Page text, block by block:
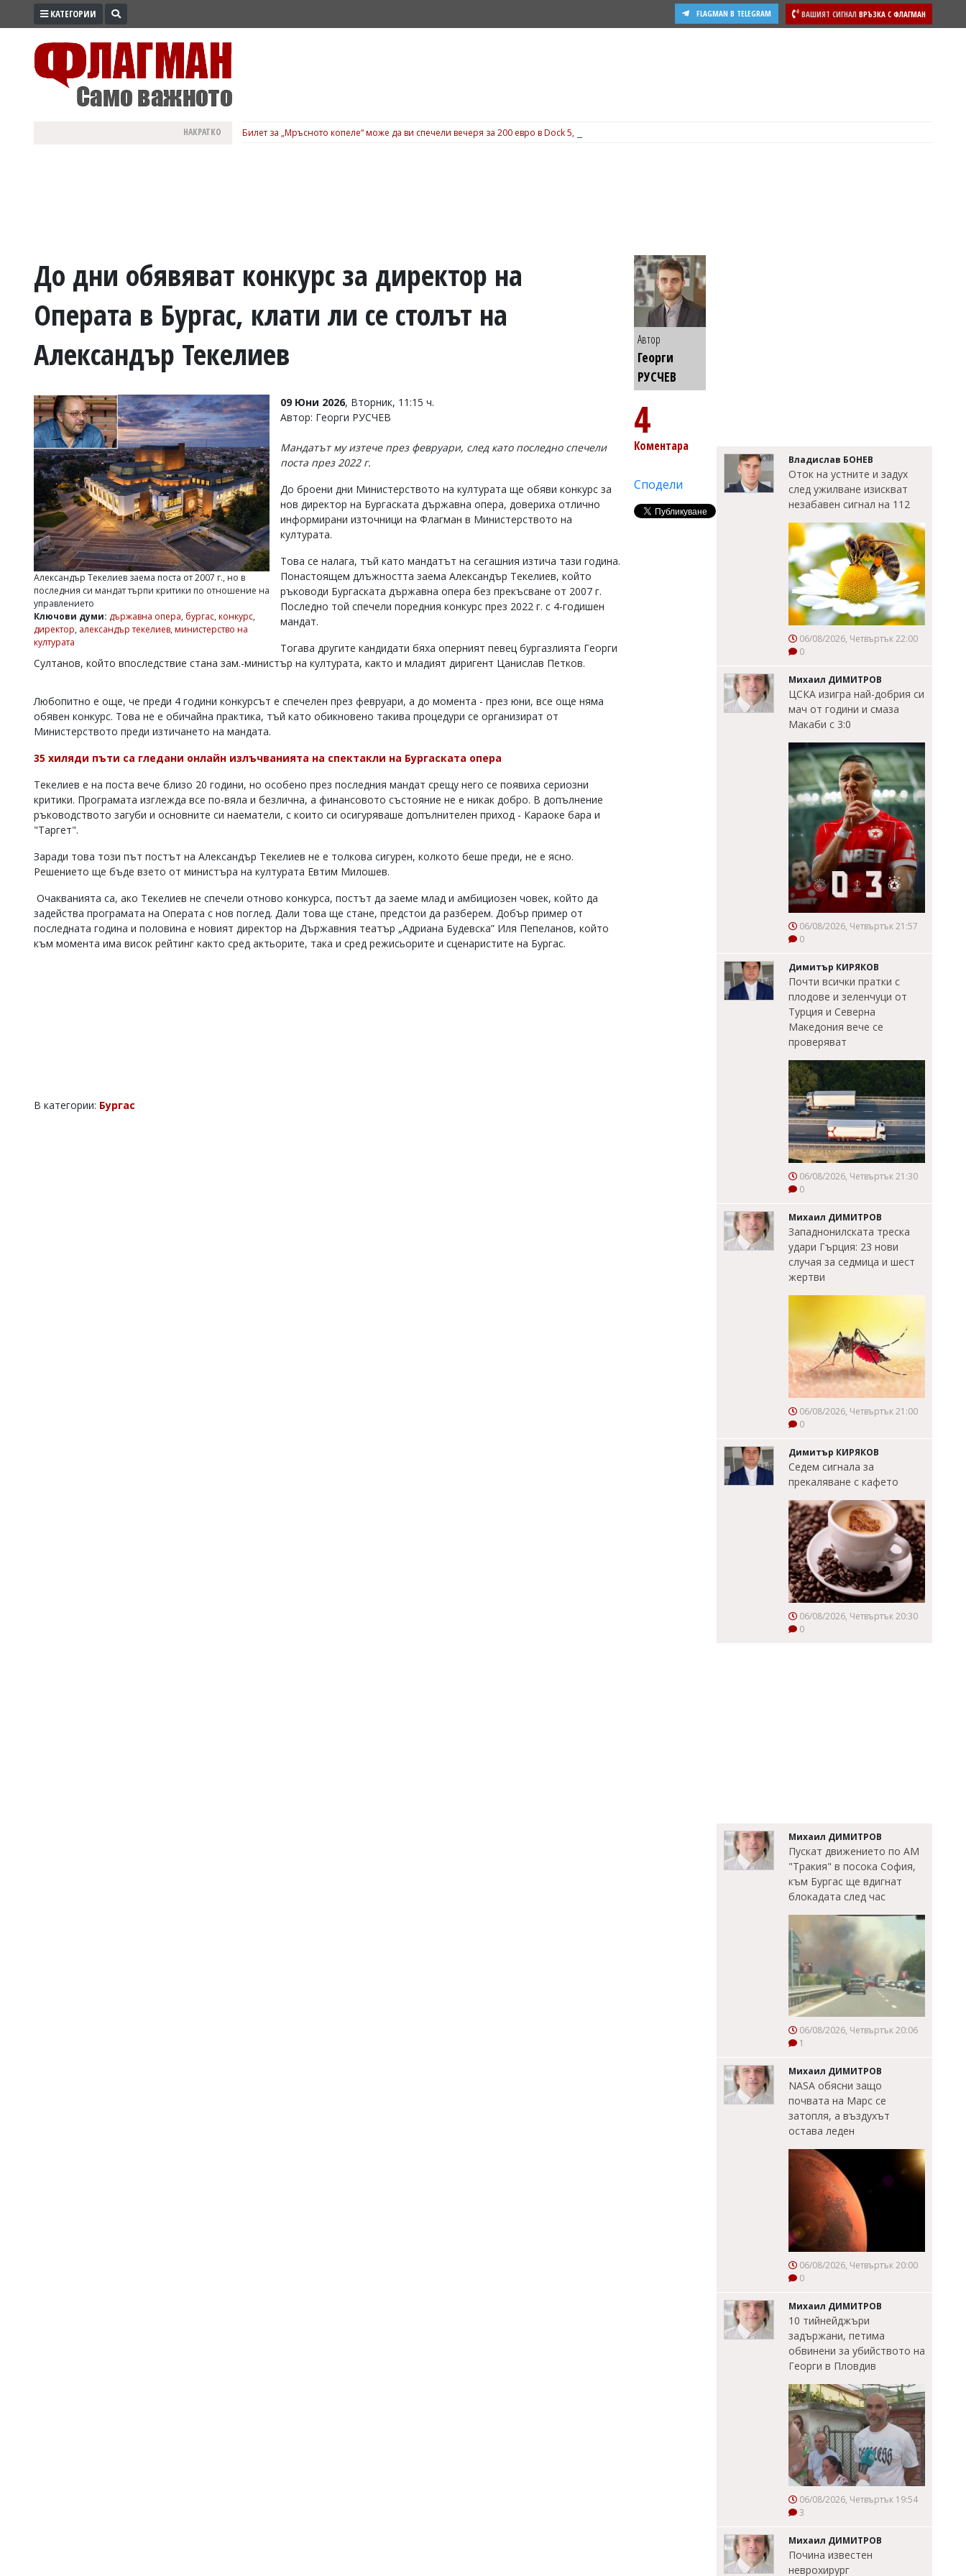
ПРОМО
ВОЙНАТА
УКРАЙНА
РАЗСЛЕДВАНЕ
Управители:
Веселин
Василев,
v.vasilev@flagman.bg
Касабова,
k.kassabova@flagman.bg
Главен
редактор:
Колев,
office@flagman.bg
Коментарите
въвеждат
читателите
редакцията
отговорност
откриете
обиден
коментар,
сигнализирайте
КАТЕГОРИИ ВАШИЯТ СИГНАЛ ВРЪЗКА С ФЛАГМАН
FLAGMAN В TELEGRAM
НАКРАТКО Билет за „Мръсното копеле“ може да ви спечели вечеря за 200 евро в Dock 5, вижте подробности
До дни обявяват конкурс за директор на
Операта в Бургас, клати ли се столът на
Александър Текелиев
Александър Текелиев заема поста от 2007 г., но в
последния си мандат търпи критики по отношение на
управлението
Ключови думи: държавна опера, бургас, конкурс,
директор, александър текелиев, министерство на
културата
09 Юни 2026, Вторник, 11:15 ч.
Автор: Георги РУСЧЕВ
Мандатът му изтече през февруари, след като последно спечели
поста през 2022 г.
До броени дни Министерството на културата ще обяви конкурс за
нов директор на Бургаската държавна опера, довериха отлично
информирани източници на Флагман в Министерството на
културата.
Това се налага, тъй като мандатът на сегашния изтича тази година.
Понастоящем длъжността заема Александър Текелиев, който
ръководи Бургаската държавна опера без прекъсване от 2007 г.
Последно той спечели поредния конкурс през 2022 г. с 4-годишен
мандат.
Тогава другите кандидати бяха оперният певец бургазлията Георги
Султанов, който впоследствие стана зам.-министър на културата, както и младият диригент Цанислав Петков.
Любопитно е още, че преди 4 години конкурсът е спечелен през февруари, а до момента - през юни, все още няма
обявен конкурс. Това не е обичайна практика, тъй като обикновено такива процедури се организират от
Министерството преди изтичането на мандата.
35 хиляди пъти са гледани онлайн излъчванията на спектакли на Бургаската опера
Текелиев е на поста вече близо 20 години, но особено през последния мандат срещу него се появиха сериозни
критики. Програмата изглежда все по-вяла и безлична, а финансовото състояние не е никак добро. В допълнение
ръководството загуби и основните си наематели, с които си осигуряваше допълнителен приход - Караоке бара и
"Таргет".
Заради това този път постът на Александър Текелиев не е толкова сигурен, колкото беше преди, не е ясно.
Решението ще бъде взето от министъра на културата Евтим Милошев.
Очакванията са, ако Текелиев не спечели отново конкурса, постът да заеме млад и амбициозен човек, който да
задейства програмата на Операта с нов поглед. Дали това ще стане, предстои да разберем. Добър пример от
последната година и половина е новият директор на Държавния театър „Адриана Будевска” Иля Пепеланов, който
към момента има висок рейтинг както сред актьорите, така и сред режисьорите и сценаристите на Бургас.
В категории: Бургас
Автор
Георги
РУСЧЕВ
4
Коментара
Сподели
Владислав БОНЕВ
Оток на устните и задух
след ужилване изискват
незабавен сигнал на 112
06/08/2026, Четвъртък 22:00
0
Михаил ДИМИТРОВ
ЦСКА изигра най-добрия си
мач от години и смаза
Макаби с 3:0
06/08/2026, Четвъртък 21:57
0
Димитър КИРЯКОВ
Почти всички пратки с
плодове и зеленчуци от
Турция и Северна
Македония вече се
проверяват
06/08/2026, Четвъртък 21:30
0
Михаил ДИМИТРОВ
Западнонилската треска
удари Гърция: 23 нови
случая за седмица и шест
жертви
06/08/2026, Четвъртък 21:00
0
Димитър КИРЯКОВ
Седем сигнала за
прекаляване с кафето
06/08/2026, Четвъртък 20:30
0
Михаил ДИМИТРОВ
Пускат движението по АМ
"Тракия" в посока София,
към Бургас ще вдигнат
блокадата след час
06/08/2026, Четвъртък 20:06
1
Михаил ДИМИТРОВ
NASA обясни защо
почвата на Марс се
затопля, а въздухът
остава леден
06/08/2026, Четвъртък 20:00
0
Михаил ДИМИТРОВ
10 тийнейджъри
задържани, петима
обвинени за убийството на
Георги в Пловдив
06/08/2026, Четвъртък 19:54
3
Михаил ДИМИТРОВ
Почина известен
неврохирург